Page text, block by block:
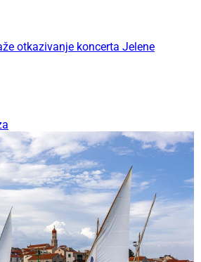
otkazivanje koncerta Jelene